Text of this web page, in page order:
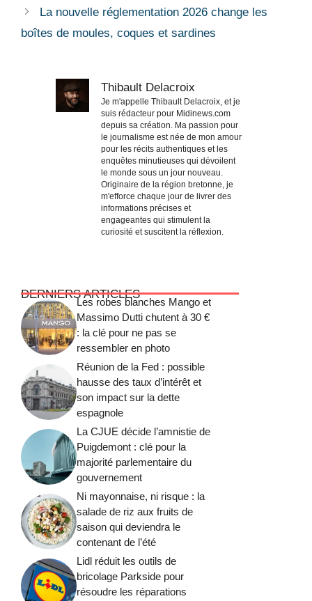
La nouvelle réglementation 2026 change les
boîtes de moules, coques et sardines
Thibault Delacroix
Je m'appelle Thibault Delacroix, et je
suis rédacteur pour Midinews.com
depuis sa création. Ma passion pour
le journalisme est née de mon amour
pour les récits authentiques et les
enquêtes minutieuses qui dévoilent
le monde sous un jour nouveau.
Originaire de la région bretonne, je
m'efforce chaque jour de livrer des
informations précises et
engageantes qui stimulent la
curiosité et suscitent la réflexion.
DERNIERS ARTICLES
Les robes blanches Mango et
Massimo Dutti chutent à 30 €
: la clé pour ne pas se
ressembler en photo
Réunion de la Fed : possible
hausse des taux d’intérêt et
son impact sur la dette
espagnole
La CJUE décide l’amnistie de
Puigdemont : clé pour la
majorité parlementaire du
gouvernement
Ni mayonnaise, ni risque : la
salade de riz aux fruits de
saison qui deviendra le
contenant de l’été
Lidl réduit les outils de
bricolage Parkside pour
résoudre les réparations